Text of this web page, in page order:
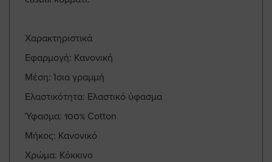
Χαρακτηριστικά
Εφαρμογή: Κανονική
Μέση: Ίσια γραμμή
Ελαστικότητα: Ελαστικό ύφασμα
Ύφασμα: 100% Cotton
Μήκος: Κανονικό
Χρώμα: Κόκκινο